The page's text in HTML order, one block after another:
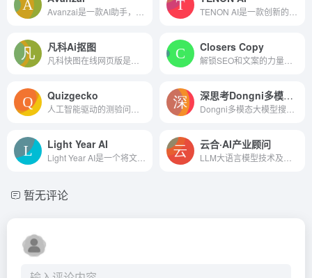
凡科Ai抠图 Closers Copy
Quizgecko 深思考Dongni多模态大模型
Light Year AI 云合·AI产业顾问
暂无评论